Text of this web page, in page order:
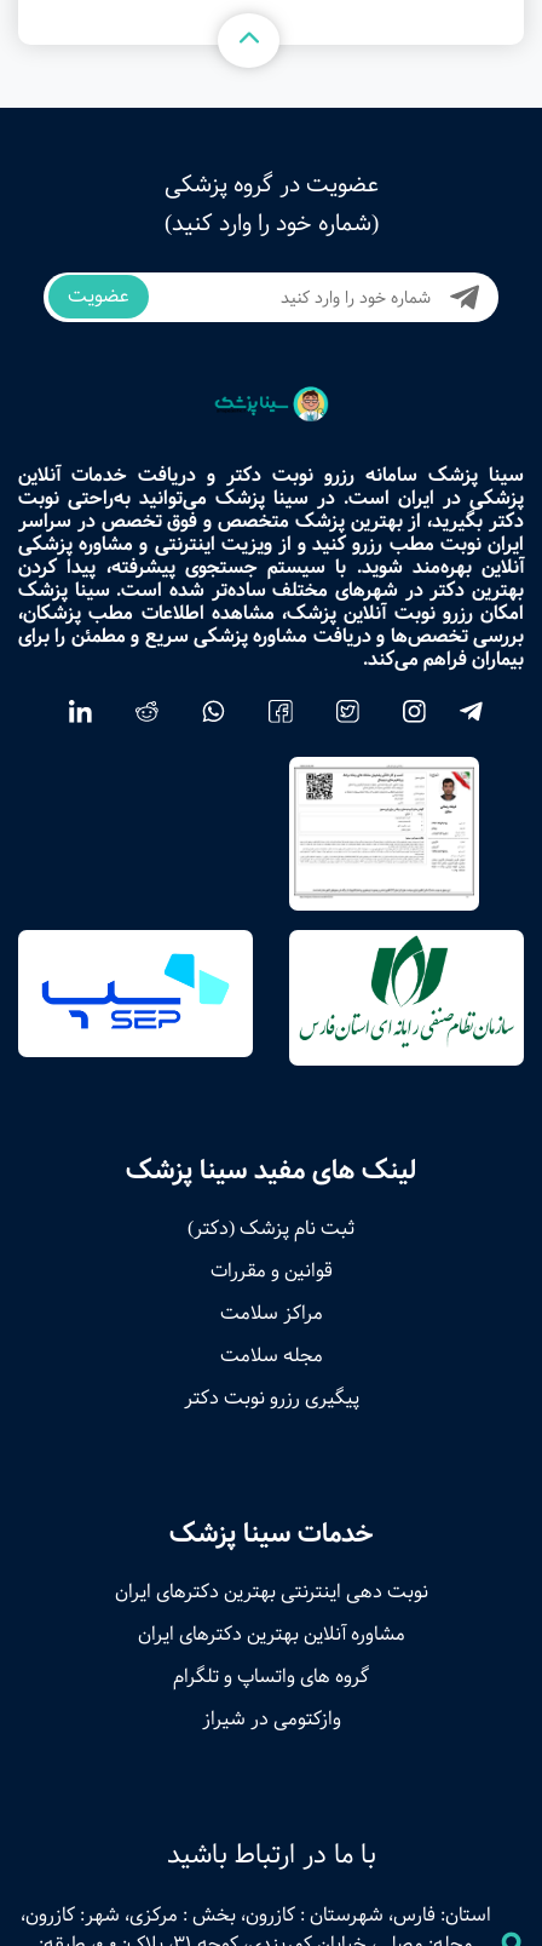
عضویت در گروه پزشکی
(شماره خود را وارد کنید)
عضویت
سینا پزشک سامانه رزرو نوبت دکتر و دریافت خدمات آنلاین
پزشکی در ایران است. در سینا پزشک می‌توانید به‌راحتی نوبت
دکتر بگیرید، از بهترین پزشک متخصص و فوق تخصص در سراسر
ایران نوبت مطب رزرو کنید و از ویزیت اینترنتی و مشاوره پزشکی
آنلاین بهره‌مند شوید. با سیستم جستجوی پیشرفته، پیدا کردن
بهترین دکتر در شهرهای مختلف ساده‌تر شده است. سینا پزشک
امکان رزرو نوبت آنلاین پزشک، مشاهده اطلاعات مطب پزشکان،
بررسی تخصص‌ها و دریافت مشاوره پزشکی سریع و مطمئن را برای
بیماران فراهم می‌کند.
لینک های مفید سینا پزشک
ثبت نام پزشک (دکتر)
قوانین و مقررات
مراکز سلامت
مجله سلامت
پیگیری رزرو نوبت دکتر
خدمات سینا پزشک
نوبت‌ دهی اینترنتی بهترین دکترهای ایران
مشاوره آنلاین بهترین دکترهای ایران
گروه های واتساپ و تلگرام
وازکتومی در شیراز
با ما در ارتباط باشید
استان: فارس، شهرستان : کازرون، بخش : مرکزی، شهر: کازرون،